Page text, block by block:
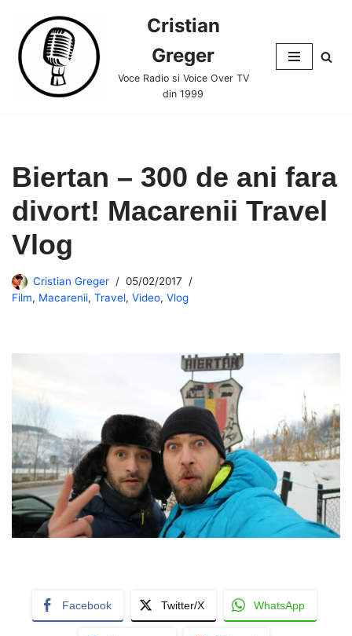
Skip
to
content
Cristian
Greger
Voce Radio si Voice Over TV
din 1999
Biertan – 300 de ani fara
divort! Macarenii Travel
Vlog
Cristian Greger
05/02/2017
Film, Macarenii, Travel, Video, Vlog
Facebook Twitter/X WhatsApp